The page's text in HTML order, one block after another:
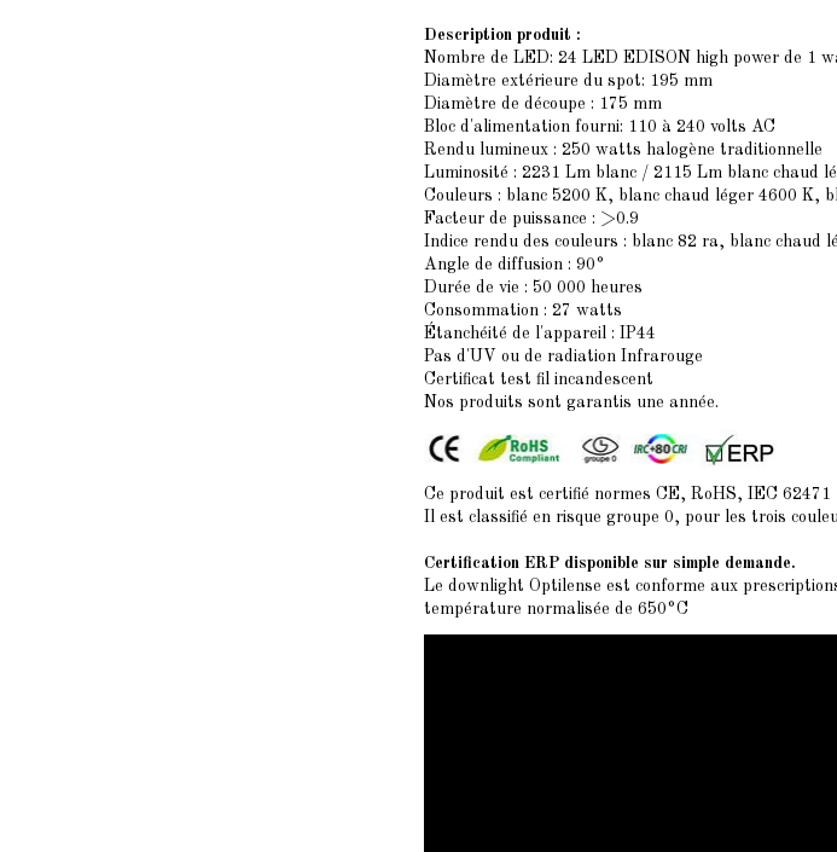
Description produit :
Nombre de LED: 24 LED EDISON high power de 1
Diamètre extérieure du spot: 195 mm
Diamètre de découpe : 175 mm
Bloc d'alimentation fourni: 110 à 240 volts AC
Rendu lumineux : 250 watts halogène traditionnelle
Luminosité : 2231 Lm blanc / 2115 Lm blanc chaud
Couleurs : blanc 5200 K, blanc chaud léger 4600 K,
Facteur de puissance : >0.9
Indice rendu des couleurs : blanc 82 ra, blanc chaud
Angle de diffusion : 90°
Durée de vie : 50 000 heures
Consommation : 27 watts
Étanchéité de l'appareil : IP44
Pas d'UV ou de radiation Infrarouge
Certificat test fil incandescent
Nos produits sont garantis une année.
Ce produit est certifié normes CE, RoHS, IEC 62471
Il est classifié en risque groupe 0, pour les trois
Certification ERP disponible sur simple demande.
Le downlight Optilense est conforme aux
température normalisée de 650°C